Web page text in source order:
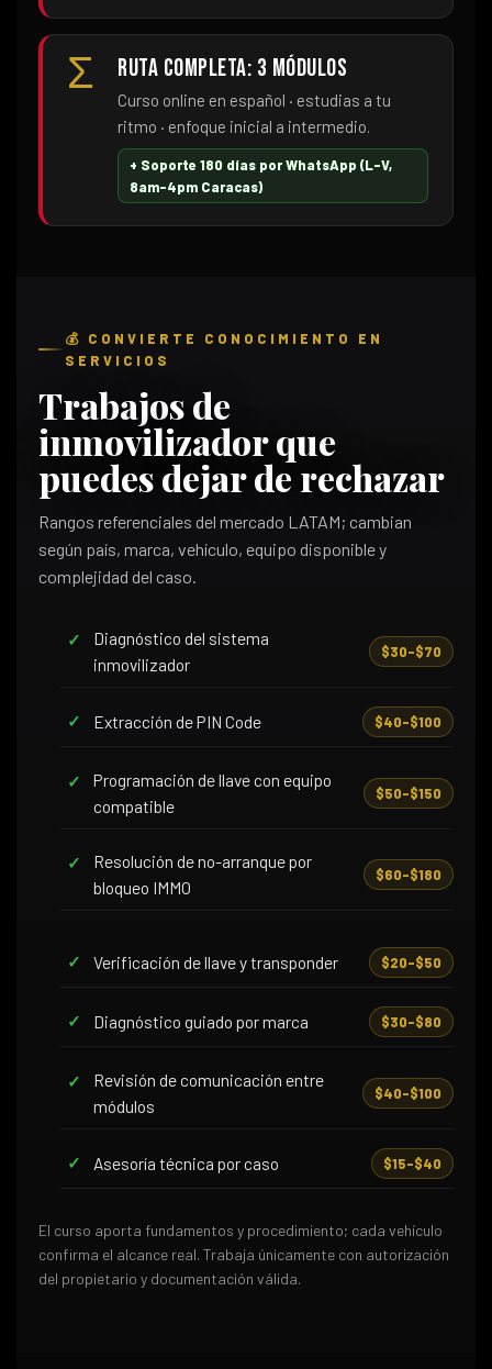
Σ Ruta completa: 3 módulos
Curso online en español · estudias a tu
ritmo · enfoque inicial a intermedio.
+ Soporte 180 días por WhatsApp (L–V,
8am–4pm Caracas)
💰 CONVIERTE CONOCIMIENTO EN
SERVICIOS
Trabajos de
inmovilizador que
puedes dejar de rechazar
Rangos referenciales del mercado LATAM; cambian
según país, marca, vehículo, equipo disponible y
complejidad del caso.
Diagnóstico del sistema
inmovilizador
$30–$70
Extracción de PIN Code $40–$100
Programación de llave con equipo
compatible
$50–$150
Resolución de no-arranque por
bloqueo IMMO
$60–$180
Verificación de llave y transponder $20–$50
Diagnóstico guiado por marca $30–$80
Revisión de comunicación entre
módulos
$40–$100
Asesoría técnica por caso $15–$40
El curso aporta fundamentos y procedimiento; cada vehículo
confirma el alcance real. Trabaja únicamente con autorización
del propietario y documentación válida.